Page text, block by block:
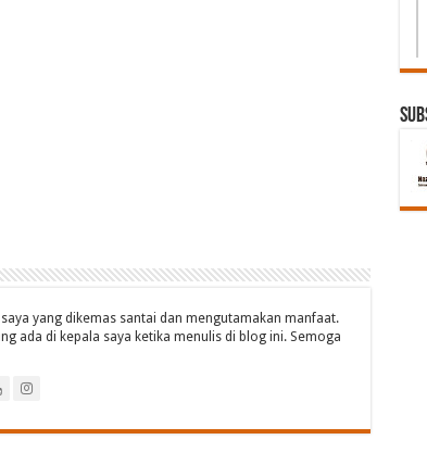
yang dikemas santai dan mengutamakan manfaat.
ada di kepala saya ketika menulis di blog ini. Semoga